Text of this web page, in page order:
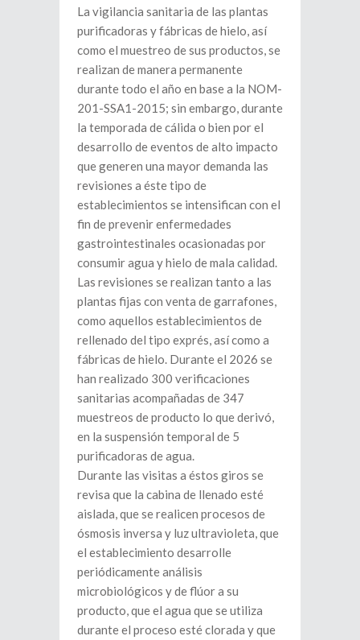
La vigilancia sanitaria de las plantas
purificadoras y fábricas de hielo, así
como el muestreo de sus productos, se
realizan de manera permanente
durante todo el año en base a la NOM-
201-SSA1-2015; sin embargo, durante
la temporada de cálida o bien por el
desarrollo de eventos de alto impacto
que generen una mayor demanda las
revisiones a éste tipo de
establecimientos se intensifican con el
fin de prevenir enfermedades
gastrointestinales ocasionadas por
consumir agua y hielo de mala calidad.
Las revisiones se realizan tanto a las
plantas fijas con venta de garrafones,
como aquellos establecimientos de
rellenado del tipo exprés, así como a
fábricas de hielo. Durante el 2026 se
han realizado 300 verificaciones
sanitarias acompañadas de 347
muestreos de producto lo que derivó,
en la suspensión temporal de 5
purificadoras de agua.
Durante las visitas a éstos giros se
revisa que la cabina de llenado esté
aislada, que se realicen procesos de
ósmosis inversa y luz ultravioleta, que
el establecimiento desarrolle
periódicamente análisis
microbiológicos y de flúor a su
producto, que el agua que se utiliza
durante el proceso esté clorada y que